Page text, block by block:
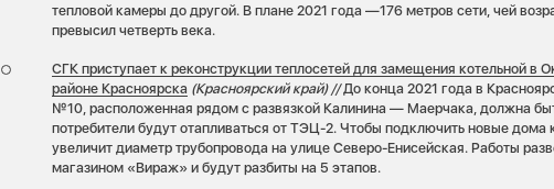
тепловой камеры до другой. В плане 2021 года —176 метров сети, чей
превысил четверть века.
СГК приступает к реконструкции теплосетей для замещения котельной в
районе Красноярска (Красноярский край) //До конца 2021 года в
№10, расположенная рядом с развязкой Калинина — Маерчака, должна
потребители будут отапливаться от ТЭЦ-2. Чтобы подключить новые дома
увеличит диаметр трубопровода на улице Северо-Енисейская. Работы
магазином «Вираж» и будут разбиты на 5 этапов.